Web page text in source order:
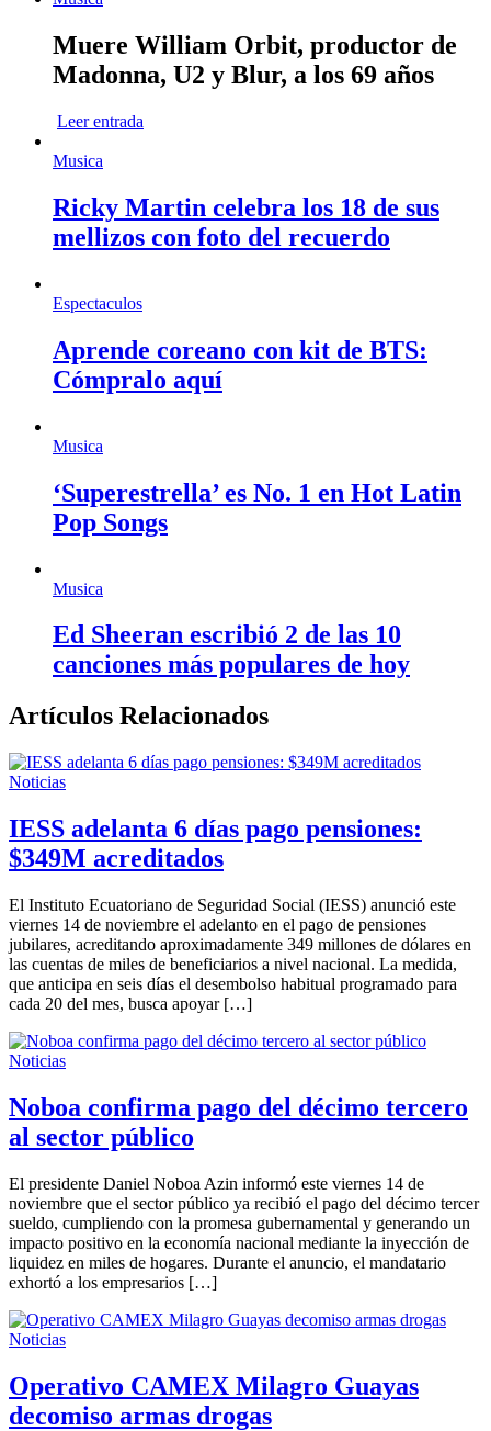
Muere William Orbit, productor de
Madonna, U2 y Blur, a los 69 años
Leer entrada
Musica
Ricky Martin celebra los 18 de sus
mellizos con foto del recuerdo
Espectaculos
Aprende coreano con kit de BTS:
Cómpralo aquí
Musica
‘Superestrella’ es No. 1 en Hot Latin
Pop Songs
Musica
Ed Sheeran escribió 2 de las 10
canciones más populares de hoy
Artículos Relacionados
Noticias
IESS adelanta 6 días pago pensiones:
$349M acreditados
El Instituto Ecuatoriano de Seguridad Social (IESS) anunció este
viernes 14 de noviembre el adelanto en el pago de pensiones
jubilares, acreditando aproximadamente 349 millones de dólares en
las cuentas de miles de beneficiarios a nivel nacional. La medida,
que anticipa en seis días el desembolso habitual programado para
cada 20 del mes, busca apoyar […]
Noticias
Noboa confirma pago del décimo tercero
al sector público
El presidente Daniel Noboa Azin informó este viernes 14 de
noviembre que el sector público ya recibió el pago del décimo tercer
sueldo, cumpliendo con la promesa gubernamental y generando un
impacto positivo en la economía nacional mediante la inyección de
liquidez en miles de hogares. Durante el anuncio, el mandatario
exhortó a los empresarios […]
Noticias
Operativo CAMEX Milagro Guayas
decomiso armas drogas